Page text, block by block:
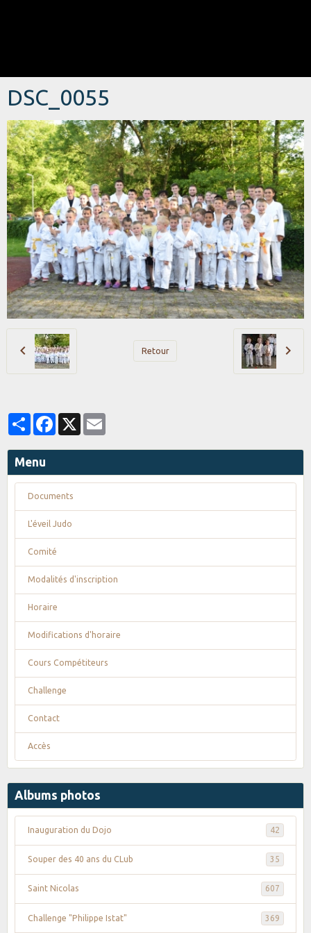
DSC_0055
Retour
PartagerFacebook
X
Menu
Documents
L'éveil Judo
Comité
Modalités d'inscription
Horaire
Modifications d'horaire
Cours Compétiteurs
Challenge
Contact
Accès
Albums photos
Inauguration du Dojo 42
Souper des 40 ans du CLub 35
Saint Nicolas 607
Challenge "Philippe Istat" 369